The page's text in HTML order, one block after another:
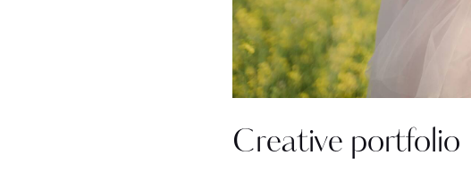
Creative portfolio